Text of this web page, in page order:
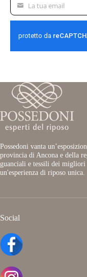
La
tua
La tua email
Possedoni vanta
provincia di Ancona e della
guanciali e tessili dei migliori
un'esperienza di riposo unica.
Social